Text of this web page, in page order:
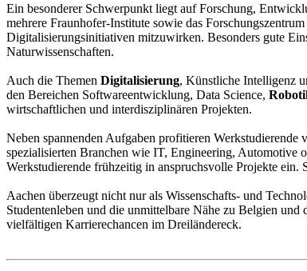
Ein besonderer Schwerpunkt liegt auf Forschung,
mehrere Fraunhofer-Institute sowie das
Digitalisierungsinitiativen mitzuwirken. Besonders gute
Naturwissenschaften.
Auch die Themen Digitalisierung, Künstliche Intelligenz
den Bereichen Softwareentwicklung, Data Science,
wirtschaftlichen und interdisziplinären Projekten.
Neben spannenden Aufgaben profitieren
spezialisierten Branchen wie IT, Engineering, Automotive
Werkstudierende frühzeitig in anspruchsvolle Projekte ein.
Aachen überzeugt nicht nur als Wissenschafts- und
Studentenleben und die unmittelbare Nähe zu Belgien
vielfältigen Karrierechancen im Dreiländereck.